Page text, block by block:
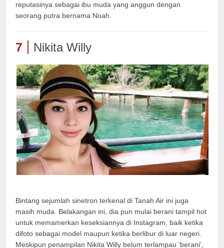
reputasinya sebagai ibu muda yang anggun dengan
seorang putra bernama Noah.
7 Nikita Willy
Bintang sejumlah sinetron terkenal di Tanah Air ini juga
masih muda. Belakangan ini, dia pun mulai berani tampil hot
untuk memamerkan keseksiannya di Instagram, baik ketika
difoto sebagai model maupun ketika berlibur di luar negeri.
Meskipun penampilan Nikita Willy belum terlampau ‘berani’,